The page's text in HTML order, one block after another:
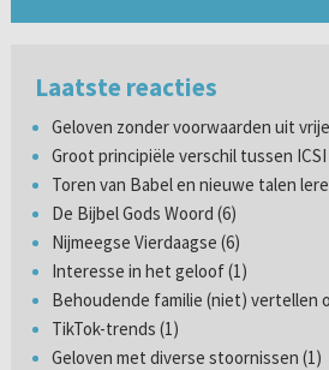
Laatste reacties
Geloven zonder voorwaarden uit
Groot principiële verschil tussen ICSI
Toren van Babel en nieuwe talen
De Bijbel Gods Woord (6)
Nijmeegse Vierdaagse (6)
Interesse in het geloof (1)
Behoudende familie (niet) vertellen
TikTok-trends (1)
Geloven met diverse stoornissen (1)